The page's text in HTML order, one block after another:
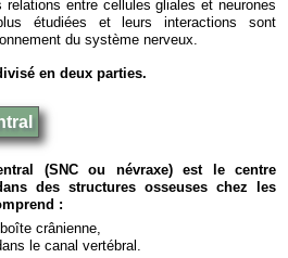
relations entre cellules gliales et neurones
étudiées et leurs interactions sont
du système nerveux.
en deux parties.
(SNC ou névraxe) est le centre
des structures osseuses chez les
:
crânienne,
le canal vertébral.